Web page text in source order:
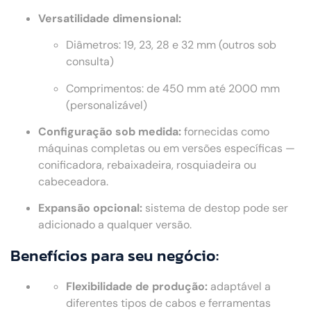
Versatilidade dimensional:
Diâmetros: 19, 23, 28 e 32 mm (outros sob
consulta)
Comprimentos: de 450 mm até 2000 mm
(personalizável)
Configuração sob medida:fornecidas como
máquinas completas ou em versões específicas —
conificadora, rebaixadeira, rosquiadeira ou
cabeceadora.
Expansão opcional: sistema de destop pode ser
adicionado a qualquer versão.
Benefícios para seu negócio:
Flexibilidade de produção: adaptável a
diferentes tipos de cabos e ferramentas